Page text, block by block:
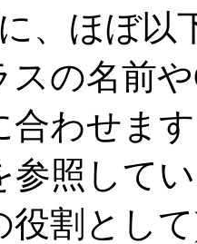
、ほぼ
スの名前
わせます
参照して
役割とし